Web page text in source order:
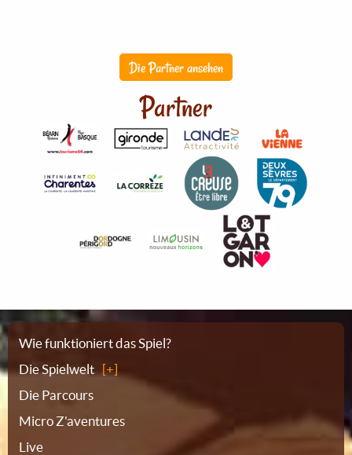
Die Partner ansehen
Partner
Sitemap
Wie funktioniert das Spiel?
Die Spielwelt
Die Parcours
Micro Z'aventures
Live